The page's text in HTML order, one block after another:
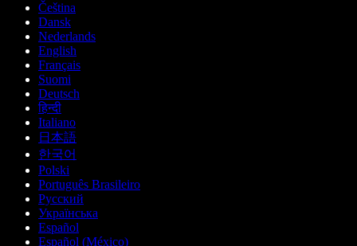
Čeština
Dansk
Nederlands
English
Français
Suomi
Deutsch
हिन्दी
Italiano
日本語
한국어
Polski
Português Brasileiro
Русский
Українська
Español
Español (México)